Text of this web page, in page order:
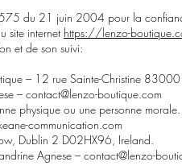
du 21 juin 2004 pour la
site internet https://lenzo-
et de son suivi:
– 12 rue Sainte-Christine
– contact@lenzo-boutique.com
physique ou une personne morale.
communication.com
Dublin 2 D02HX96, Ireland.
Agnese – contact@lenzo-